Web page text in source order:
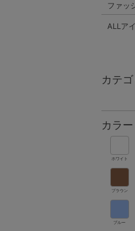
ファッ
ALLア
カテ
カラー
ホワイト
ブラウン
ブルー